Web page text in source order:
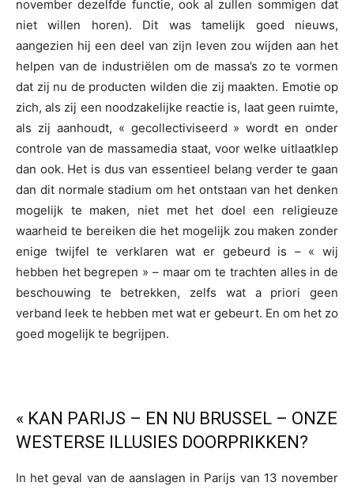
november dezelfde functie, ook al zullen sommigen dat
niet willen horen). Dit was tamelijk goed nieuws,
aangezien hij een deel van zijn leven zou wijden aan het
helpen van de industriëlen om de massa’s zo te vormen
dat zij nu de producten wilden die zij maakten. Emotie op
zich, als zij een noodzakelijke reactie is, laat geen ruimte,
als zij aanhoudt, « gecollectiviseerd » wordt en onder
controle van de massamedia staat, voor welke uitlaatklep
dan ook. Het is dus van essentieel belang verder te gaan
dan dit normale stadium om het ontstaan van het denken
mogelijk te maken, niet met het doel een religieuze
waarheid te bereiken die het mogelijk zou maken zonder
enige twijfel te verklaren wat er gebeurd is – « wij
hebben het begrepen » – maar om te trachten alles in de
beschouwing te betrekken, zelfs wat a priori geen
verband leek te hebben met wat er gebeurt. En om het zo
goed mogelijk te begrijpen.
« KAN PARIJS – EN NU BRUSSEL – ONZE
WESTERSE ILLUSIES DOORPRIKKEN?
In het geval van de aanslagen in Parijs van 13 november